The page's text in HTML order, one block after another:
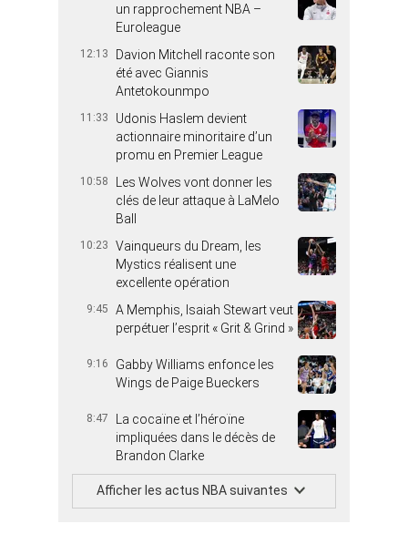
un rapprochement NBA –
Euroleague
12:13
Davion Mitchell raconte son
été avec Giannis
Antetokounmpo
11:33
Udonis Haslem devient
actionnaire minoritaire d’un
promu en Premier League
10:58
Les Wolves vont donner les
clés de leur attaque à LaMelo
Ball
10:23
Vainqueurs du Dream, les
Mystics réalisent une
excellente opération
9:45
A Memphis, Isaiah Stewart veut
perpétuer l’esprit « Grit & Grind »
9:16
Gabby Williams enfonce les
Wings de Paige Bueckers
8:47
La cocaïne et l’héroïne
impliquées dans le décès de
Brandon Clarke
Afficher les actus NBA suivantes